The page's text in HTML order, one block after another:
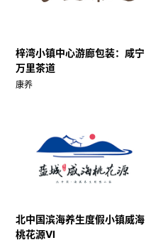
梓湾小镇中心游廊包装：咸宁
万里茶道
康养
北中国滨海养生度假小镇威海
桃花源VI